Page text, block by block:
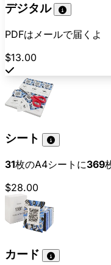
デジタル
PDFはメールで届くよ
$13.00
シート
31枚のA4シートに369
$28.00
カード